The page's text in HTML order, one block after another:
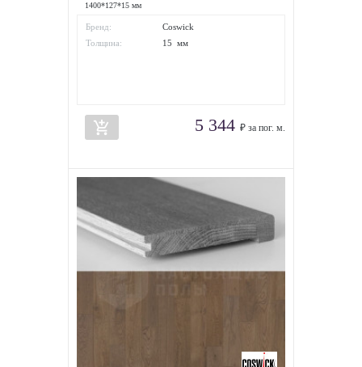
1400*127*15 мм
Бренд:
Coswick
Толщина:
15 мм
add_shopping_cart 5 344 ₽ за пог. м.